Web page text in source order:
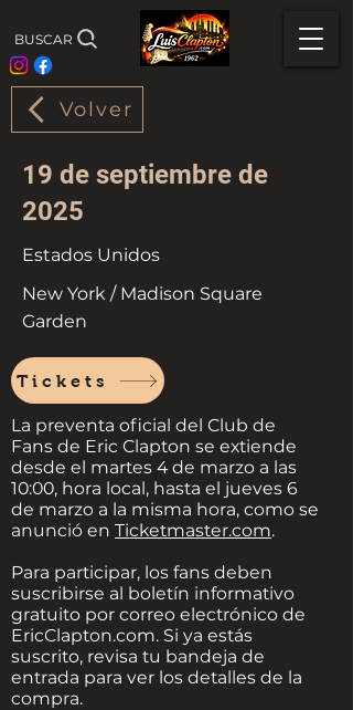
BUSCAR
Volver
19 de septiembre de
2025
Estados Unidos
New York / Madison Square
Garden
Tickets
La preventa oficial del Club de
Fans de Eric Clapton se extiende
desde el martes 4 de marzo a las
10:00, hora local, hasta el jueves 6
de marzo a la misma hora, como se
anunció en Ticketmaster.com.
Para participar, los fans deben
suscribirse al boletín informativo
gratuito por correo electrónico de
EricClapton.com. Si ya estás
suscrito, revisa tu bandeja de
entrada para ver los detalles de la
compra.